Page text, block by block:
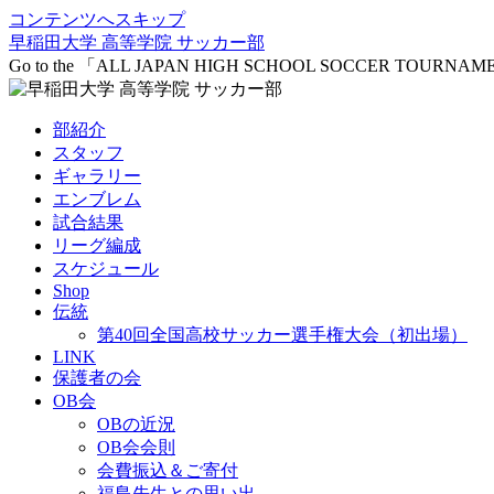
コンテンツへスキップ
早稲田大学 高等学院 サッカー部
Go to the 「ALL JAPAN HIGH SCHOOL SOCCER
部紹介
スタッフ
ギャラリー
エンブレム
試合結果
リーグ編成
スケジュール
Shop
伝統
第40回全国高校サッカー選手権大会（初出場）
LINK
保護者の会
OB会
OBの近況
OB会会則
会費振込＆ご寄付